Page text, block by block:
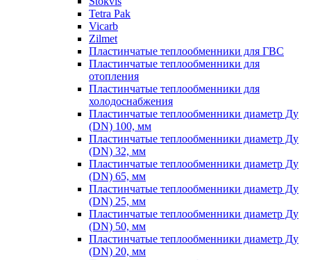
Tetra Pak
Vicarb
Zilmet
Пластинчатые теплообменники для ГВС
Пластинчатые теплообменники для
отопления
Пластинчатые теплообменники для
холодоснабжения
Пластинчатые теплообменники диаметр Ду
(DN) 100, мм
Пластинчатые теплообменники диаметр Ду
(DN) 32, мм
Пластинчатые теплообменники диаметр Ду
(DN) 65, мм
Пластинчатые теплообменники диаметр Ду
(DN) 25, мм
Пластинчатые теплообменники диаметр Ду
(DN) 50, мм
Пластинчатые теплообменники диаметр Ду
(DN) 20, мм